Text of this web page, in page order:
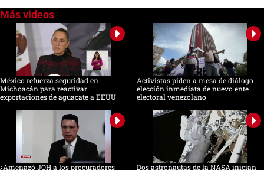
of
minute,
seconds
México refuerza seguridad en
Michoacán para reactivar
exportaciones de aguacate a EEUU
Activistas piden a mesa de diálogo
elección inmediata de nuevo ente
electoral venezolano
¿Amenazó JOH a los procuradores
Dos astronautas de la NASA inician